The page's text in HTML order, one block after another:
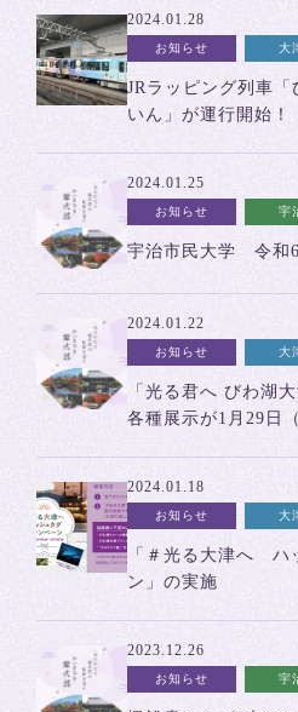
2024.01.28
お知らせ 大
JRラッピング列車
いん」が運行開始！
2024.01.25
お知らせ 宇
宇治市民大学 令和
2024.01.22
お知らせ 大
「光る君へ びわ湖
各種展示が1月29日
2024.01.18
お知らせ 大
「＃光る大津へ ハ
ン」の実施
2023.12.26
お知らせ 宇